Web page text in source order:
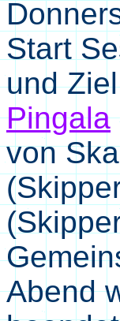
Start
und
Pingala
von
Abend